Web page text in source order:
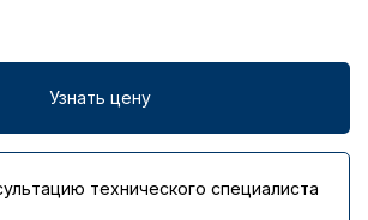
Узнать цену
технического специалиста